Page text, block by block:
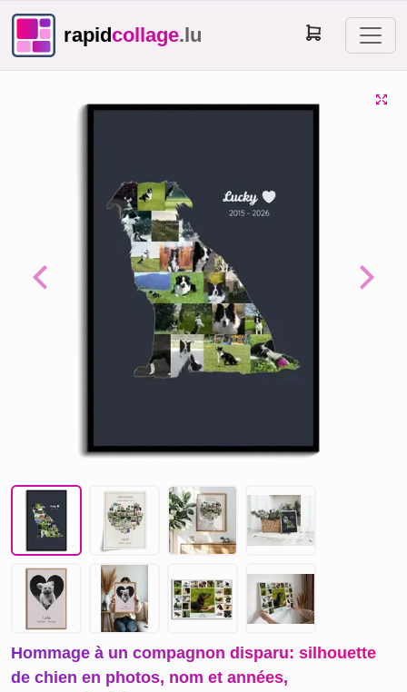
rapidcollage.lu
Previous Next
Hommage à un compagnon disparu: silhouette
de chien en photos, nom et années,